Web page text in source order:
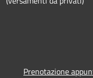
Prenotazione